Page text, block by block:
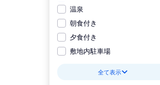
温泉
朝食付き
夕食付き
敷地内駐車場
全て表示